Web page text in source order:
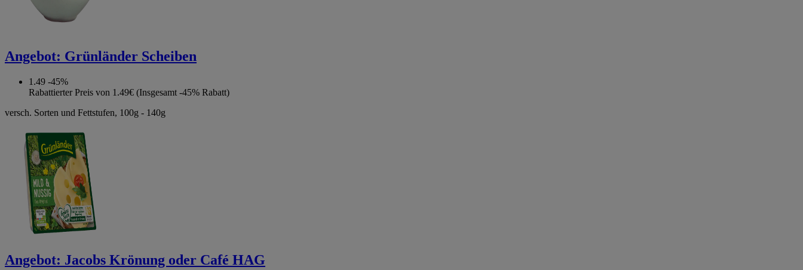
Angebot: Grünländer Scheiben
1.49 -45%
Rabattierter Preis von 1.49€ (Insgesamt -45% Rabatt)
versch. Sorten und Fettstufen, 100g - 140g
Angebot: Jacobs Krönung oder Café HAG